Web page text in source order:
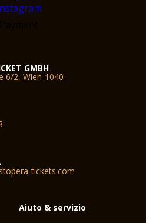
GMBH
6/2, Wien-1040
tickets.com
Aiuto & servizio